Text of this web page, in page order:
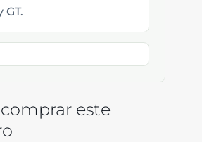
GT.
este